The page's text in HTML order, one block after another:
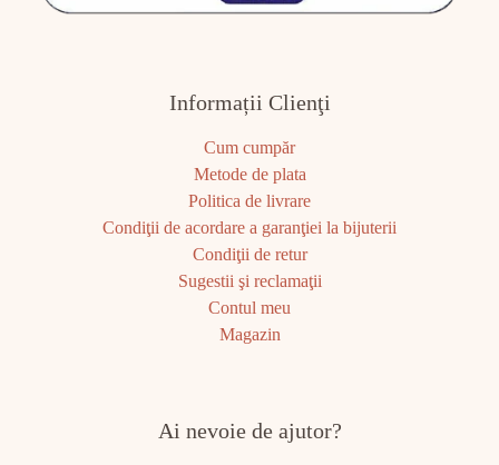
Informații Clienţi
Cum cumpăr
Metode de plata
Politica de livrare
Condiţii de acordare a garanţiei la bijuterii
Condiţii de retur
Sugestii şi reclamaţii
Contul meu
Magazin
Ai nevoie de ajutor?